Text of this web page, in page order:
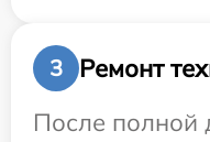
3
Ремонт
После полной